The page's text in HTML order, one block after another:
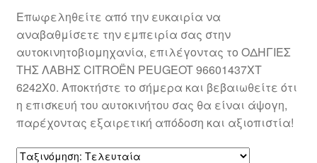
Σχετικά με εμάς
Επωφεληθείτε από την ευκαιρία να
αναβαθμίσετε την εμπειρία σας στην
αυτοκινητοβιομηχανία, επιλέγοντας το ΟΔΗΓΙΕΣ
ΤΗΣ ΛΑΒΗΣ CITROËN PEUGEOT 96601437XT
6242X0. Αποκτήστε το σήμερα και βεβαιωθείτε ότι
η επισκευή του αυτοκινήτου σας θα είναι άψογη,
παρέχοντας εξαιρετική απόδοση και αξιοπιστία!